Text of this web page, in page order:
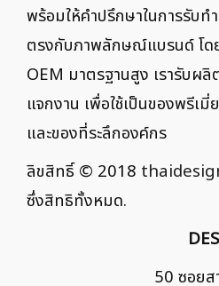
พร้อมให้คำปรึกษาในการรับท
ตรงกับภาพลักษณ์แบรนด์ โดย
OEM มาตรฐานสูง เรารับผลิ
แจกงาน เพื่อใช้เป็นของพรีเ
และของที่ระลึกองค์กร
ลิขสิทธิ์ © 2018
ซึ่งสิทธิทั้งหมด.
50 ซอย